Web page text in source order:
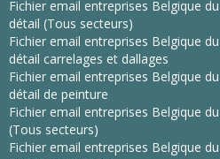
Fichier email entreprises Belgique
détail (Tous secteurs)
Fichier email entreprises Belgique
détail carrelages et dallages
Fichier email entreprises Belgique
détail de peinture
Fichier email entreprises Belgique
(Tous secteurs)
Fichier email entreprises Belgique